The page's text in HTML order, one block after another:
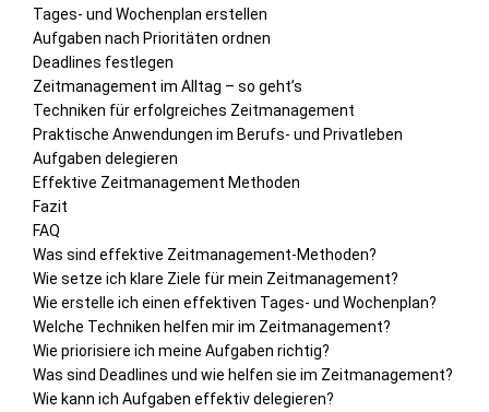
Tages- und Wochenplan erstellen
Aufgaben nach Prioritäten ordnen
Deadlines festlegen
Zeitmanagement im Alltag – so geht’s
Techniken für erfolgreiches Zeitmanagement
Praktische Anwendungen im Berufs- und Privatleben
Aufgaben delegieren
Effektive Zeitmanagement Methoden
Fazit
FAQ
Was sind effektive Zeitmanagement-Methoden?
Wie setze ich klare Ziele für mein Zeitmanagement?
Wie erstelle ich einen effektiven Tages- und Wochenplan?
Welche Techniken helfen mir im Zeitmanagement?
Wie priorisiere ich meine Aufgaben richtig?
Was sind Deadlines und wie helfen sie im Zeitmanagement?
Wie kann ich Aufgaben effektiv delegieren?